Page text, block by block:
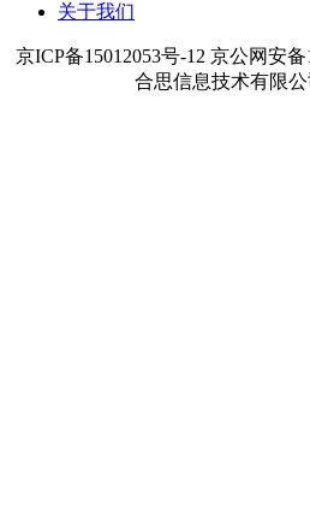
关于我们
京ICP备15012053号-12 京公网安
合思信息技术有限